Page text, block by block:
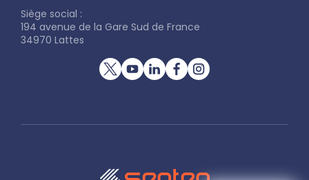
Siège social :
194 avenue de la Gare Sud de France
34970 Lattes